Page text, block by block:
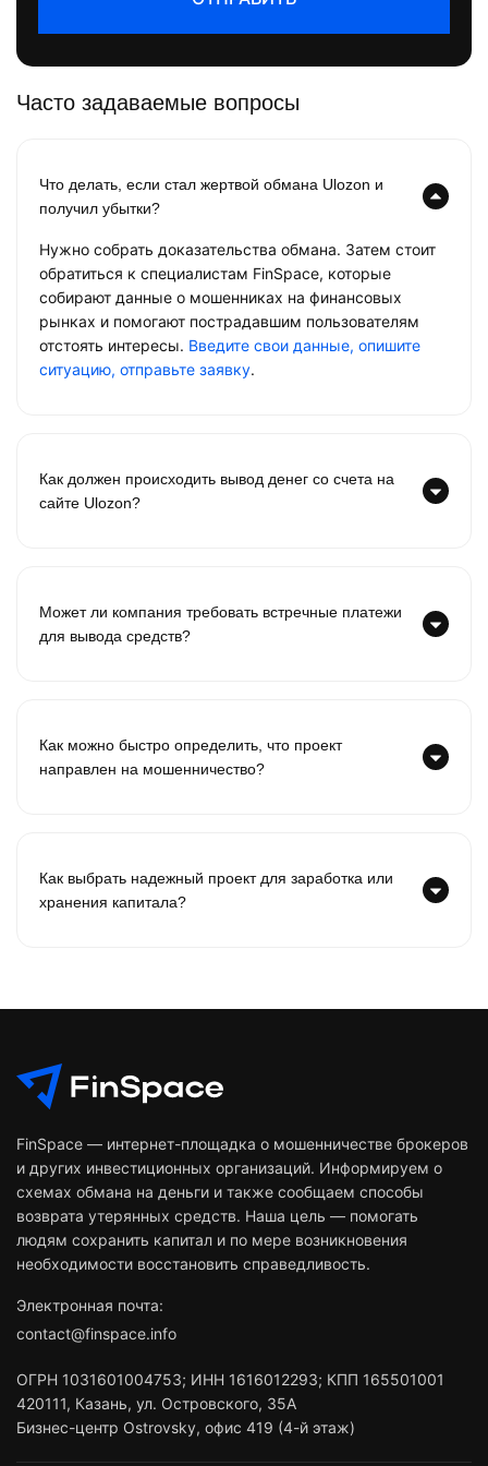
Часто задаваемые вопросы
Что делать, если стал жертвой обмана Ulozon и
получил убытки?
Нужно собрать доказательства обмана. Затем стоит
обратиться к специалистам FinSpace, которые
собирают данные о мошенниках на финансовых
рынках и помогают пострадавшим пользователям
отстоять интересы. Введите свои данные, опишите
ситуацию, отправьте заявку.
Как должен происходить вывод денег со счета на
сайте Ulozon?
Может ли компания требовать встречные платежи
для вывода средств?
Как можно быстро определить, что проект
направлен на мошенничество?
Как выбрать надежный проект для заработка или
хранения капитала?
FinSpace — интернет-площадка о мошенничестве брокеров
и других инвестиционных организаций. Информируем о
схемах обмана на деньги и также сообщаем способы
возврата утерянных средств. Наша цель — помогать
людям сохранить капитал и по мере возникновения
необходимости восстановить справедливость.
Электронная почта:
contact@finspace.info
ОГРН 1031601004753; ИНН 1616012293; КПП 165501001
420111, Казань, ул. Островского, 35А
Бизнес-центр Ostrovsky, офис 419 (4-й этаж)